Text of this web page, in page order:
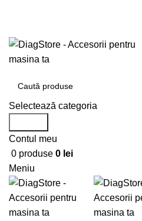
Selectează categoria
Contul meu
0 produse 0 lei
Meniu